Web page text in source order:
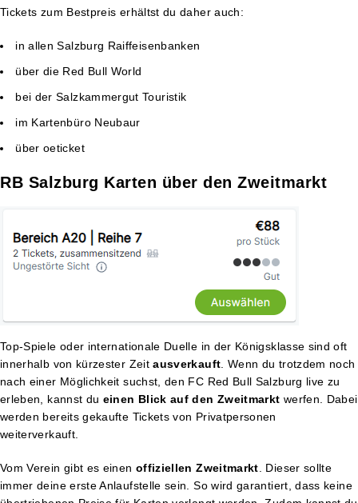
Tickets zum Bestpreis erhältst du daher auch:
in allen Salzburg Raiffeisenbanken
über die Red Bull World
bei der Salzkammergut Touristik
im Kartenbüro Neubaur
über oeticket
RB Salzburg Karten über den Zweitmarkt
Top-Spiele oder internationale Duelle in der Königsklasse sind oft
innerhalb von kürzester Zeitausverkauft . Wenn du trotzdem noch
nach einer Möglichkeit suchst, den FC Red Bull Salzburg live zu
erleben, kannst du einen Blick auf den Zweitmarkt werfen. Dabei
werden bereits gekaufte Tickets von Privatpersonen
weiterverkauft.
Vom Verein gibt es einen offiziellen Zweitmarkt . Dieser sollte
immer deine erste Anlaufstelle sein. So wird garantiert, dass keine